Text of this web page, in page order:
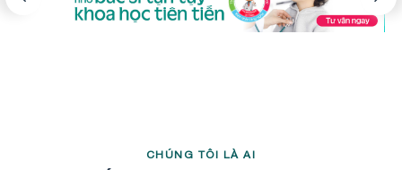
CHÚNG TÔI LÀ AI